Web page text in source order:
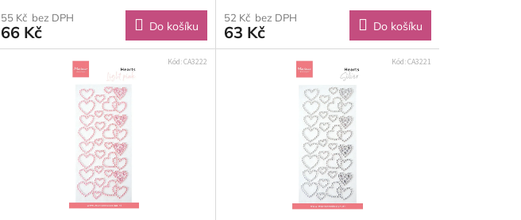
55 Kč bez DPH
66 Kč Do košíku
52 Kč bez DPH
63 Kč Do košíku
Kód:CA3222 Kód:CA3221